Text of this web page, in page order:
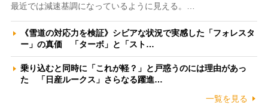
最近では減速基調になっているように見える。…
《雪道の対応力を検証》シビアな状況で実感した「フォレスタ
ー」の真価 「ターボ」と「スト…
乗り込むと同時に「これが軽？」と戸惑うのには理由があっ
た 「日産ルークス」さらなる躍進…
一覧を見る